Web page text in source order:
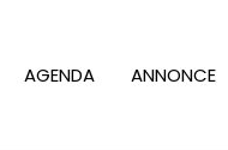
AGENDA ANNONCE